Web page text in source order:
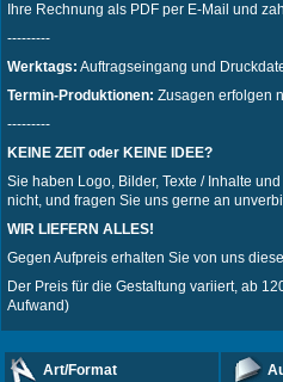
Ihre Rechnung als PDF per E-Mail und
---------
Werktags: Auftragseingang und
Termin-Produktionen: Zusagen erfolgen
---------
KEINE ZEIT oder KEINE IDEE?
Sie haben Logo, Bilder, Texte / Inhalte
nicht, und fragen Sie uns gerne an
WIR LIEFERN ALLES!
Gegen Aufpreis erhalten Sie von uns
Der Preis für die Gestaltung variiert, ab
Aufwand)
Art/Format